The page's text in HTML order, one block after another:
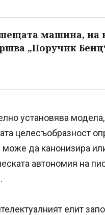
машина, на
„Поручик
установява
целесъобразност
може да канонизира
автономия на
елит